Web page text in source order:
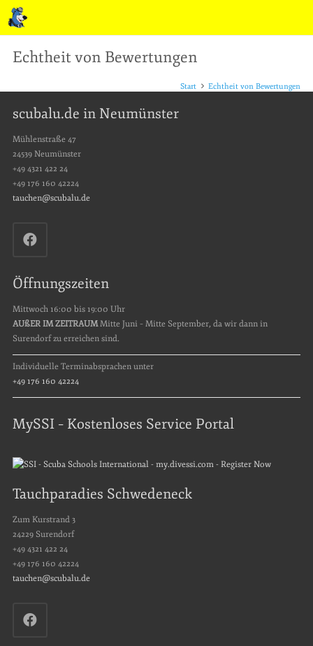
Echtheit von Bewertungen
Start Echtheit von Bewertungen
scubalu.de in Neumünster
Mühlenstraße 47
24539 Neumünster
+49 4321 422 24
+49 176 160 42224
tauchen@scubalu.de
Öffnungszeiten
Mittwoch 16:00 bis 19:00 Uhr
AUßER IM ZEITRAUMMitte Juni – Mitte September, da wir dann in
Surendorf zu erreichen sind.
Individuelle Terminabsprachen unter
+49 176 160 42224
MySSI – Kostenloses Service Portal
Tauchparadies Schwedeneck
Zum Kurstrand 3
24229 Surendorf
+49 4321 422 24
+49 176 160 42224
tauchen@scubalu.de